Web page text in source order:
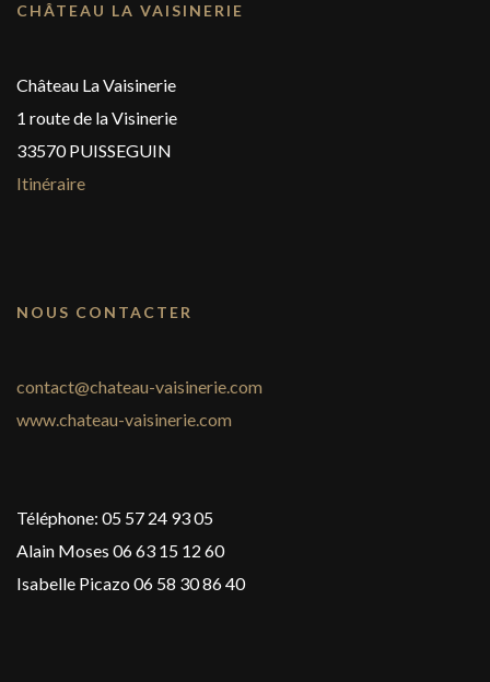
CHÂTEAU LA VAISINERIE
Château La Vaisinerie
1 route de la Visinerie
33570 PUISSEGUIN
Itinéraire
NOUS CONTACTER
contact@chateau-vaisinerie.com
www.chateau-vaisinerie.com
Téléphone: 05 57 24 93 05
Alain Moses 06 63 15 12 60
Isabelle Picazo 06 58 30 86 40